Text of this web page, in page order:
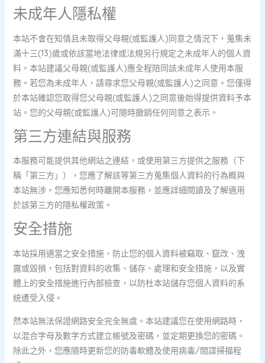
未成年人隱私權
本站不會在知情且未取得父母親(或監護人)同意之情況下，蒐集未
滿十三(13)歲或依該當地法律或法規另行規定之未成年人的個人資
料。本站建議父母親(或監護人)應全程陪同該未成年人使用本服
務。若您為未成年人，請尋求您父母親(或監護人)之同意。您僅得
於本站確認您取得您父母親(或監護人)之同意後始得提供資料予本
站。您的父母親(或監護人)可隨時撤銷任何同意之表示。
第三方連結與服務
本服務可能提供其他網站之連結，或使用第三方提供之服務（下
稱「第三方」），您應了解該等第三方蒐集個人資料的行為概與
本站無涉。您應知悉何時離開本服務，並應詳細閱讀及了解適用
於該第三方的隱私權政策。
安全措施
本站採用適當之安全措施，防止您的個人資料被竊取、竄改、洩
露或毀損，包括對資料的收集、儲存、處理和安全措施，以及實
體上的安全措施進行內部檢查，以防杜本站儲存您個人資料的系
統遭受入侵。
然本站無法保證網路安全完全無虞。本站建議您在使用網路時，
以混合字母及數字方式建立帳號及密碼，並定期更換您的密碼。
除此之外，您應隨時更新您的防毒軟體及使用病毒/間諜掃描程